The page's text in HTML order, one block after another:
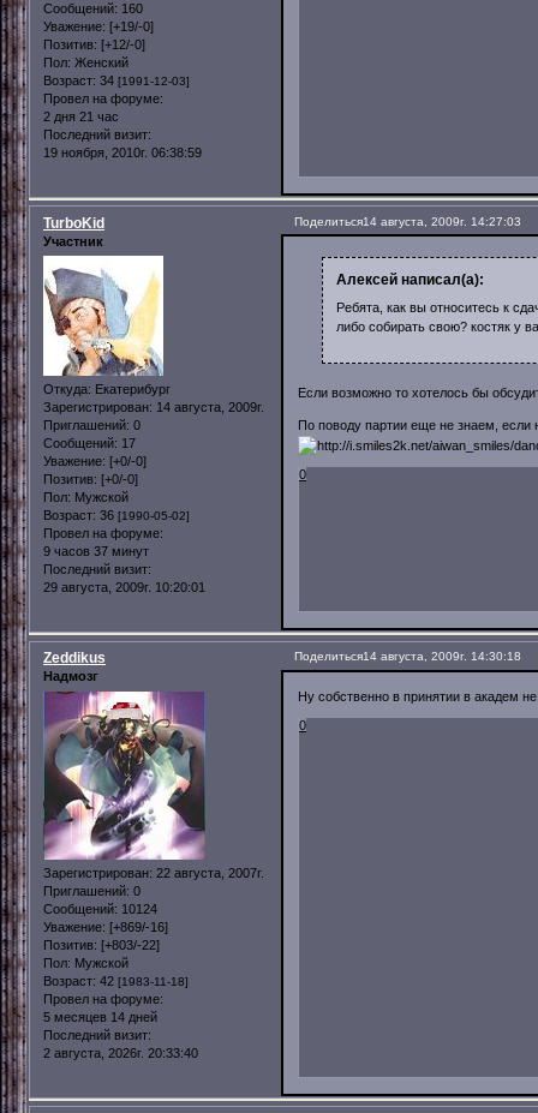
Сообщений: 160
Уважение: [+19/-0]
Позитив: [+12/-0]
Пол: Женский
Возраст: 34 [1991-12-03]
Провел на форуме:
2 дня 21 час
Последний визит:
19 ноября, 2010г. 06:38:59
Поделиться14 августа, 2009г. 14:27:03
TurboKid
Участник
Откуда: Екатерибург
Зарегистрирован: 14 августа, 2009г.
Приглашений: 0
Сообщений: 17
Уважение: [+0/-0]
Позитив: [+0/-0]
Пол: Мужской
Возраст: 36 [1990-05-02]
Провел на форуме:
9 часов 37 минут
Последний визит:
29 августа, 2009г. 10:20:01
Алексей написал(а):
Ребята, как вы относитесь к
либо собирать свою? костяк у
Если возможно то хотелось бы
По поводу партии еще не знаем, если
0
Поделиться14 августа, 2009г. 14:30:18
Zeddikus
Надмозг
Зарегистрирован: 22 августа, 2007г.
Приглашений: 0
Сообщений: 10124
Уважение: [+869/-16]
Позитив: [+803/-22]
Пол: Мужской
Возраст: 42 [1983-11-18]
Провел на форуме:
5 месяцев 14 дней
Последний визит:
2 августа, 2026г. 20:33:40
Ну собственно в принятии в академ
0